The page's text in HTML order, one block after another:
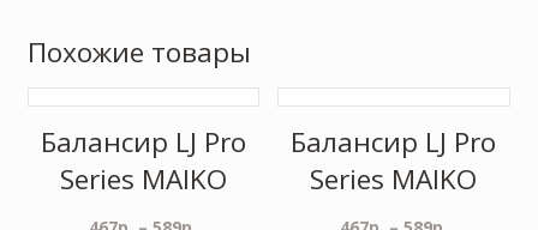
Похожие товары
Балансир LJ Pro
Series MAIKO
Балансир LJ Pro
Series MAIKO